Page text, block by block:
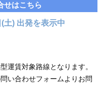
せはこちら
) 出発を表示中
運賃対象路線となります。
い合わせフォームよりお問